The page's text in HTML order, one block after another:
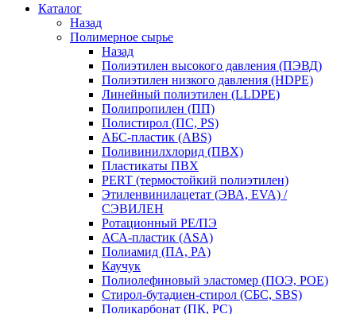
Каталог
Назад
Полимерное сырье
Назад
Полиэтилен высокого давления (ПЭВД)
Полиэтилен низкого давления (HDPE)
Линейный полиэтилен (LLDPE)
Полипропилен (ПП)
Полистирол (ПС, PS)
АБС-пластик (ABS)
Поливинилхлорид (ПВХ)
Пластикаты ПВХ
PERT (термостойкий полиэтилен)
Этиленвинилацетат (ЭВА, EVA) /
СЭВИЛЕН
Ротационный PE/ПЭ
АСА-пластик (ASA)
Полиамид (ПА, PA)
Каучук
Полиолефиновый эластомер (ПОЭ, POE)
Стирол-бутадиен-стирол (СБС, SBS)
Поликарбонат (ПК, PC)